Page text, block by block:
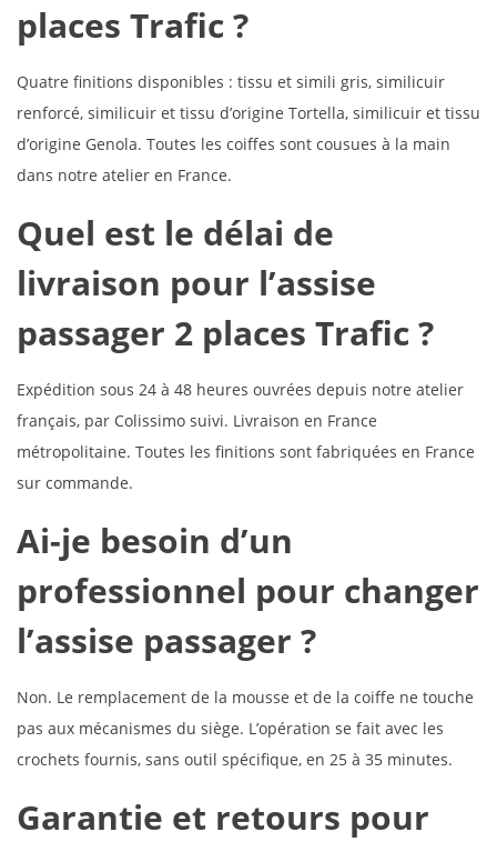
places Trafic ?
Quatre finitions disponibles : tissu et simili gris, similicuir
renforcé, similicuir et tissu d’origine Tortella, similicuir et tissu
d’origine Genola. Toutes les coiffes sont cousues à la main
dans notre atelier en France.
Quel est le délai de
livraison pour l’assise
passager 2 places Trafic ?
Expédition sous 24 à 48 heures ouvrées depuis notre atelier
français, par Colissimo suivi. Livraison en France
métropolitaine. Toutes les finitions sont fabriquées en France
sur commande.
Ai-je besoin d’un
professionnel pour changer
l’assise passager ?
Non. Le remplacement de la mousse et de la coiffe ne touche
pas aux mécanismes du siège. L’opération se fait avec les
crochets fournis, sans outil spécifique, en 25 à 35 minutes.
Garantie et retours pour